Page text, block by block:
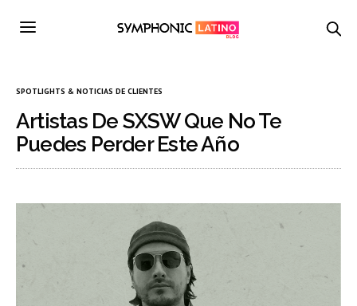
SPOTLIGHTS & NOTICIAS DE CLIENTES
Artistas De SXSW Que No Te
Puedes Perder Este Año